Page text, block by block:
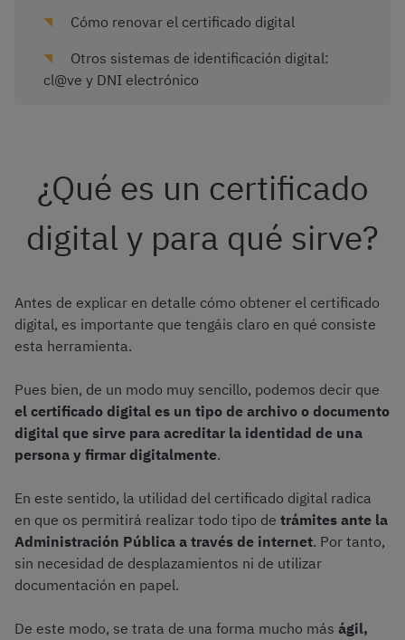
Cómo renovar el certificado digital
Otros sistemas de identificación digital:
cl@ve y DNI electrónico
¿Qué es un certificado
digital y para qué sirve?
Antes de explicar en detalle cómo obtener el certificado
digital, es importante que tengáis claro en qué consiste
esta herramienta.
Pues bien, de un modo muy sencillo, podemos decir que
el certificado digital es un tipo de archivo o documento
digital que sirve para acreditar la identidad de una
persona y firmar digitalmente.
En este sentido, la utilidad del certificado digital radica
en que os permitirá realizar todo tipo de trámites ante la
Administración Pública a través de internet. Por tanto,
sin necesidad de desplazamientos ni de utilizar
documentación en papel.
De este modo, se trata de una forma mucho más ágil,